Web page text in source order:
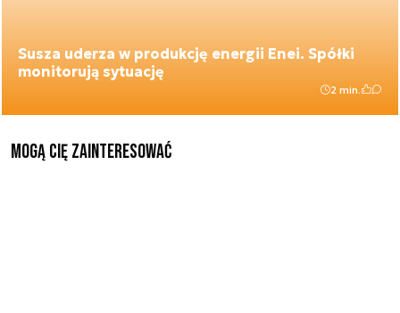
Susza uderza w produkcję energii Enei. Spółki
monitorują sytuację
2 min.
Mogą Cię zainteresować